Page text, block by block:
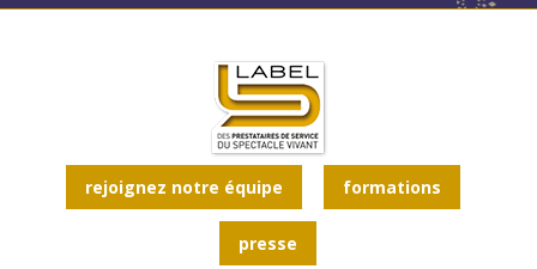
rejoignez notre équipe formations
presse